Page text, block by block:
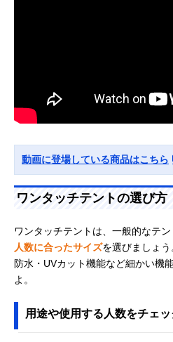
動画に登場している商品はこちら
ワンタッチテントの選び方
ワンタッチテントは、一般的なテ
人数に合ったサイズを選びましょ
防水・UVカット機能など細かい機
よ。
用途や使用する人数をチェッ